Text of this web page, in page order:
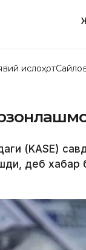
ислоҳот
(KASE)
деб